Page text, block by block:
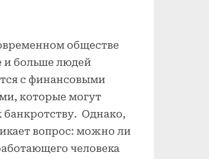
обществе
и больше людей
с финансовыми
которые могут
банкротству. Однако,
вопрос: можно ли
человека